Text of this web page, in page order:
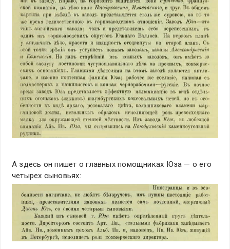
А здесь он пишет о главных помощниках Юза — о его
четырех сыновьях: